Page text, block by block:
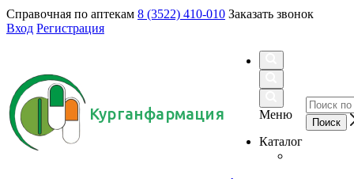
Справочная по аптекам 8 (3522) 410-010 Заказать звонок
Вход Регистрация
Курганфармация
Меню
Каталог